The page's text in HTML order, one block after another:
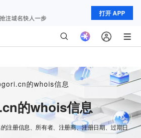
打开 APP
的whois信息
的whois信息
注册信息、所有者、注册商、注册日期、过期日